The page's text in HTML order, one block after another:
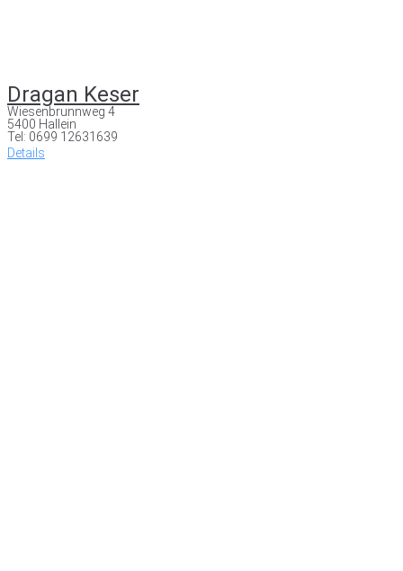
Dragan Keser
Wiesenbrunnweg 4
5400 Hallein
Tel: 0699 12631639
Details